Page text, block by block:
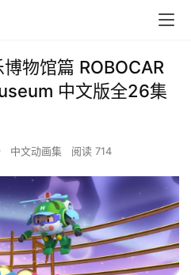
物馆篇 ROBOCAR
中文版全26集
中文动画集 阅读 714